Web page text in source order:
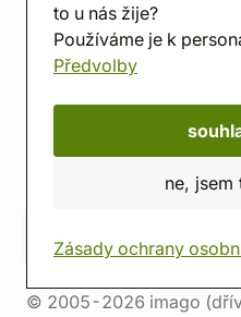
to u nás žije?
Používáme je k
Předvolby
ne, jsem
Zásady ochrany
Herna
O nás
Hodnocení obchodu
© 2005-2026 imago